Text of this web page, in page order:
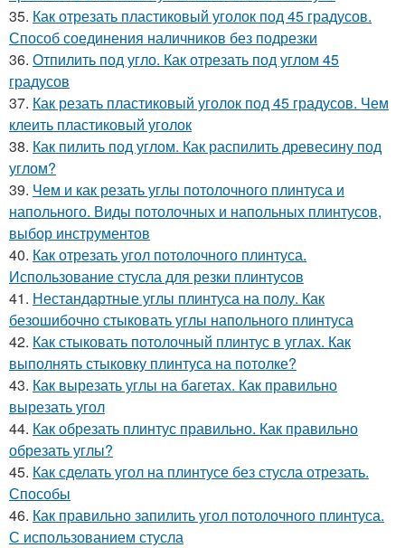
35. Как отрезать пластиковый уголок под 45 градусов.
Способ соединения наличников без подрезки
36. Отпилить под угло. Как отрезать под углом 45
градусов
37. Как резать пластиковый уголок под 45 градусов. Чем
клеить пластиковый уголок
38. Как пилить под углом. Как распилить древесину под
углом?
39. Чем и как резать углы потолочного плинтуса и
напольного. Виды потолочных и напольных плинтусов,
выбор инструментов
40. Как отрезать угол потолочного плинтуса.
Использование стусла для резки плинтусов
41. Нестандартные углы плинтуса на полу. Как
безошибочно стыковать углы напольного плинтуса
42. Как стыковать потолочный плинтус в углах. Как
выполнять стыковку плинтуса на потолке?
43. Как вырезать углы на багетах. Как правильно
вырезать угол
44. Как обрезать плинтус правильно. Как правильно
обрезать углы?
45. Как сделать угол на плинтусе без стусла отрезать.
Способы
46. Как правильно запилить угол потолочного плинтуса.
С использованием стусла